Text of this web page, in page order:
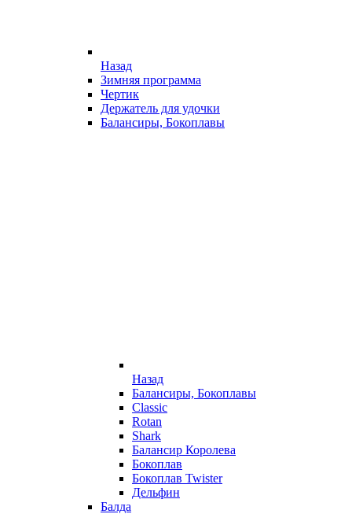
Назад
Зимняя программа
Чертик
Держатель для удочки
Балансиры, Бокоплавы
Назад
Балансиры, Бокоплавы
Classic
Rotan
Shark
Балансир Королева
Бокоплав
Бокоплав Twister
Дельфин
Балда